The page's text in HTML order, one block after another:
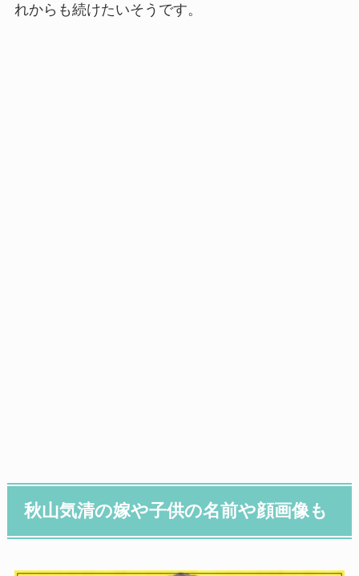
れからも続けたいそうです。
秋山気清の嫁や子供の名前や顔画像も